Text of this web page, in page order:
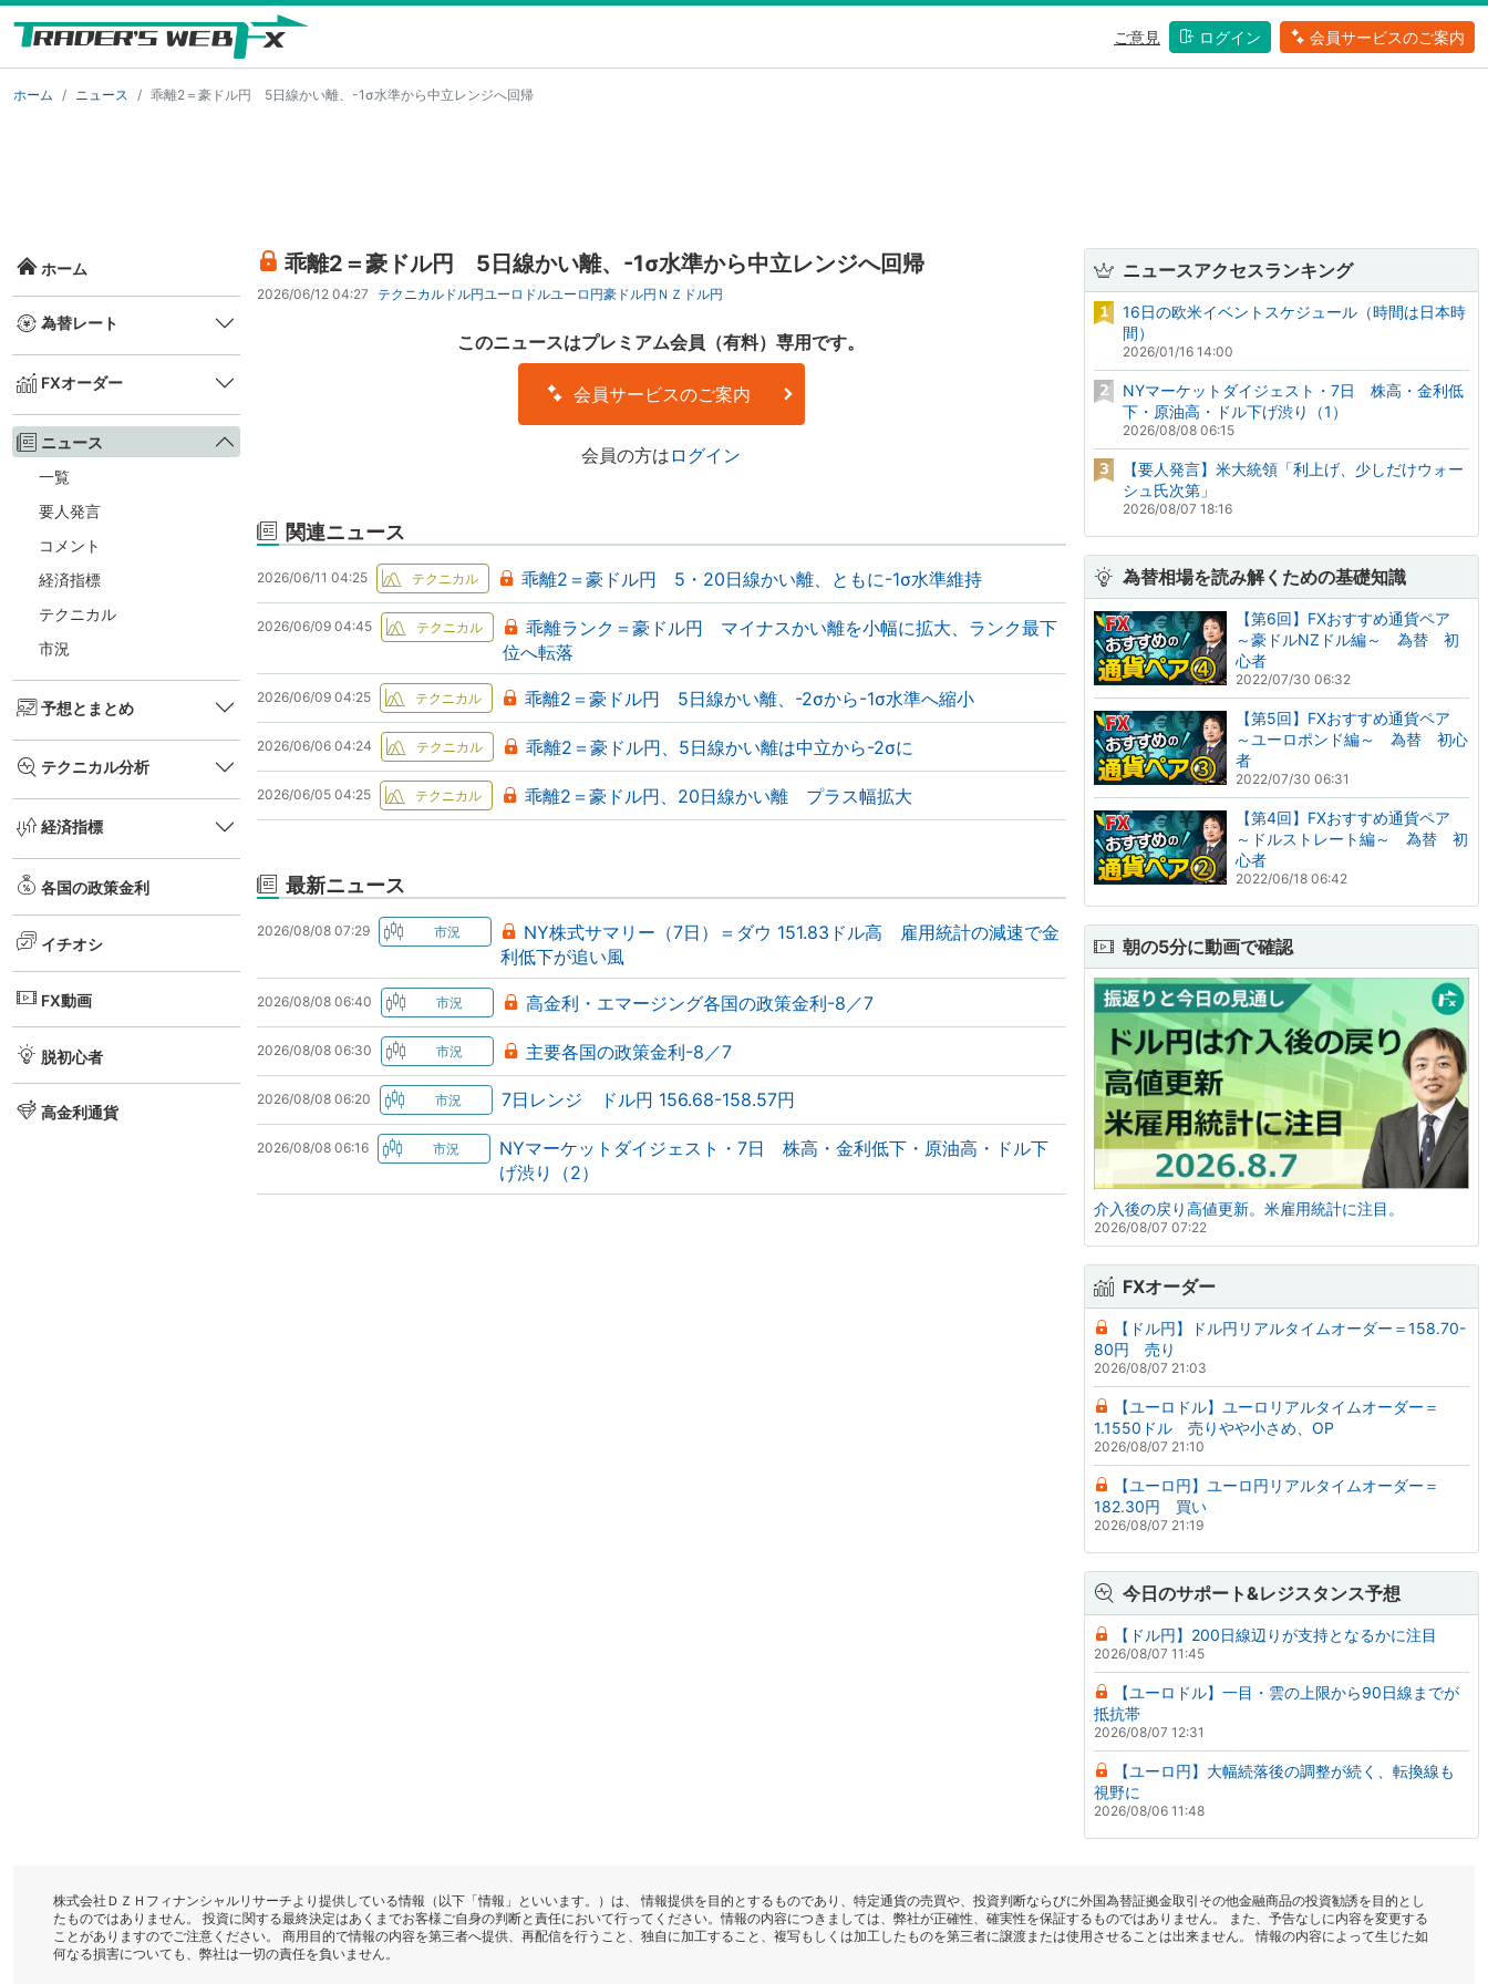
ご意見 ログイン 会員サービスのご案内
ホーム ニュース 乖離2＝豪ドル円 5日線かい離、-1σ水準から中立レンジへ回帰
ホーム
為替レート
FXオーダー
ニュース
一覧
要人発言
コメント
経済指標
テクニカル
市況
予想とまとめ
テクニカル分析
経済指標
各国の政策金利
イチオシ
FX動画
脱初心者
高金利通貨
乖離2＝豪ドル円 5日線かい離、-1σ水準から中立レンジへ回帰
2026/06/12 04:27 テクニカル ドル円ユーロドルユーロ円豪ドル円 ＮＺドル円
このニュースはプレミアム会員（有料）専用です。
会員サービスのご案内
会員の方は ログイン
関連ニュース
2026/06/11 04:25 乖離2＝豪ドル円 5・20日線かい離、ともに-1σ水準維持
2026/06/09 04:45
乖離ランク＝豪ドル円 マイナスかい離を小幅に拡大、ランク最下
位へ転落
2026/06/09 04:25 乖離2＝豪ドル円 5日線かい離、-2σから-1σ水準へ縮小
2026/06/06 04:24 乖離2＝豪ドル円、5日線かい離は中立から-2σに
2026/06/05 04:25 乖離2＝豪ドル円、20日線かい離 プラス幅拡大
最新ニュース
2026/08/08 07:29
NY株式サマリー（7日）＝ダウ 151.83ドル高 雇用統計の減速で金
利低下が追い風
2026/08/08 06:40 高金利・エマージング各国の政策金利-8／7
2026/08/08 06:30 主要各国の政策金利-8／7
2026/08/08 06:20 7日レンジ ドル円 156.68-158.57円
2026/08/08 06:16
NYマーケットダイジェスト・7日 株高・金利低下・原油高・ドル下
げ渋り（2）
ニュースアクセスランキング
16日の欧米イベントスケジュール（時間は日本時
間）
2026/01/16 14:00
NYマーケットダイジェスト・7日 株高・金利低
下・原油高・ドル下げ渋り（1）
2026/08/08 06:15
【要人発言】米大統領「利上げ、少しだけウォー
シュ氏次第」
2026/08/07 18:16
為替相場を読み解くための基礎知識
【第6回】FXおすすめ通貨ペア
～豪ドルNZドル編～ 為替 初
心者
2022/07/30 06:32
【第5回】FXおすすめ通貨ペア
～ユーロポンド編～ 為替 初心
者
2022/07/30 06:31
【第4回】FXおすすめ通貨ペア
～ドルストレート編～ 為替 初
心者
2022/06/18 06:42
朝の5分に動画で確認
介入後の戻り高値更新。米雇用統計に注目。
2026/08/07 07:22
FXオーダー
【ドル円】ドル円リアルタイムオーダー＝158.70-
80円 売り
2026/08/07 21:03
【ユーロドル】ユーロリアルタイムオーダー＝
1.1550ドル 売りやや小さめ、OP
2026/08/07 21:10
【ユーロ円】ユーロ円リアルタイムオーダー＝
182.30円 買い
2026/08/07 21:19
今日のサポート&レジスタンス予想
【ドル円】200日線辺りが支持となるかに注目
2026/08/07 11:45
【ユーロドル】一目・雲の上限から90日線までが
抵抗帯
2026/08/07 12:31
【ユーロ円】大幅続落後の調整が続く、転換線も
視野に
2026/08/06 11:48
株式会社ＤＺＨフィナンシャルリサーチより提供している情報（以下「情報」といいます。）は、 情報提供を目的とするものであり、特定通貨の売買や、投資判断ならびに外国為替証拠金取引その他金融商品の投資勧誘を目的とし
たものではありません。 投資に関する最終決定はあくまでお客様ご自身の判断と責任において行ってください。情報の内容につきましては、弊社が正確性、確実性を保証するものではありません。 また、予告なしに内容を変更する
ことがありますのでご注意ください。 商用目的で情報の内容を第三者へ提供、再配信を行うこと、独自に加工すること、複写もしくは加工したものを第三者に譲渡または使用させることは出来ません。 情報の内容によって生じた如
何なる損害についても、弊社は一切の責任を負いません。